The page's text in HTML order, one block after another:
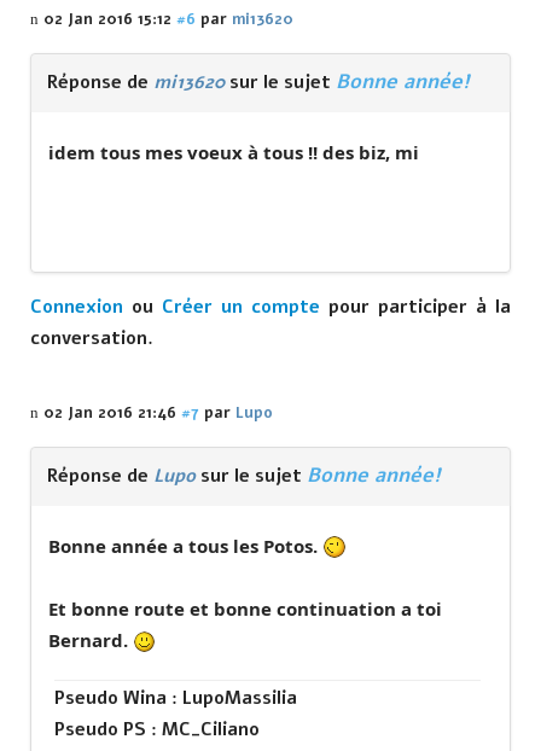
02 Jan 2016 15:12 #6 par mi13620
Réponse de mi13620sur le sujet Bonne année!
idem tous mes voeux à tous !! des biz, mi
Connexion ou Créer un compte pour participer à la
conversation.
02 Jan 2016 21:46 #7 par Lupo
Réponse de Luposur le sujet Bonne année!
Bonne année a tous les Potos.
Et bonne route et bonne continuation a toi
Bernard.
Pseudo Wina : LupoMassilia
Pseudo PS : MC_Ciliano